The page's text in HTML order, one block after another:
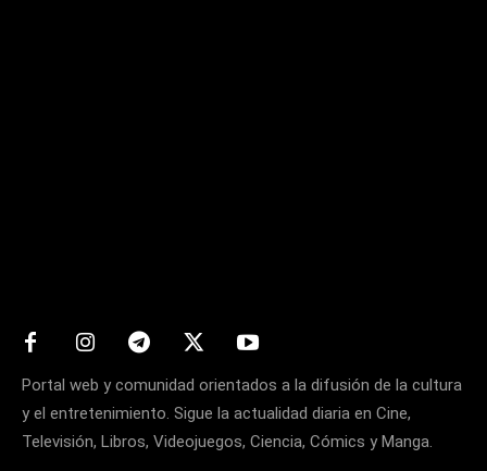
Portal web y comunidad orientados a la difusión de la cultura
y el entretenimiento. Sigue la actualidad diaria en Cine,
Televisión, Libros, Videojuegos, Ciencia, Cómics y Manga.